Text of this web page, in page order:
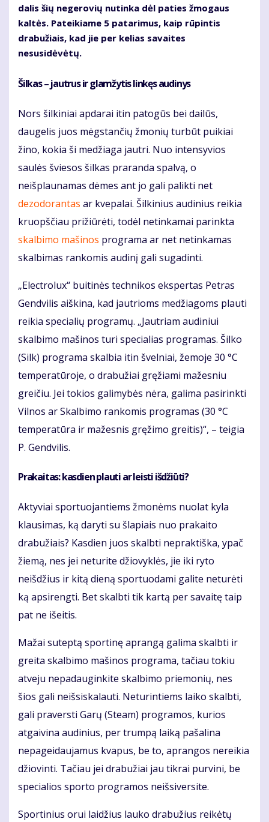
dalis šių negerovių nutinka dėl paties žmogaus
kaltės. Pateikiame 5 patarimus, kaip rūpintis
drabužiais, kad jie per kelias savaites
nesusidėvėtų.
Šilkas – jautrus ir glamžytis linkęs audinys
Nors šilkiniai apdarai itin patogūs bei dailūs,
daugelis juos mėgstančių žmonių turbūt puikiai
žino, kokia ši medžiaga jautri. Nuo intensyvios
saulės šviesos šilkas praranda spalvą, o
neišplaunamas dėmes ant jo gali palikti net
dezodorantas ar kvepalai. Šilkinius audinius reikia
kruopščiau prižiūrėti, todėl netinkamai parinkta
skalbimo mašinos programa ar net netinkamas
skalbimas rankomis audinį gali sugadinti.
„Electrolux“ buitinės technikos ekspertas Petras
Gendvilis aiškina, kad jautrioms medžiagoms plauti
reikia specialių programų. „Jautriam audiniui
skalbimo mašinos turi specialias programas. Šilko
(Silk) programa skalbia itin švelniai, žemoje 30 °C
temperatūroje, o drabužiai gręžiami mažesniu
greičiu. Jei tokios galimybės nėra, galima pasirinkti
Vilnos ar Skalbimo rankomis programas (30 °C
temperatūra ir mažesnis gręžimo greitis)“, – teigia
P. Gendvilis.
Prakaitas: kasdien plauti ar leisti išdžiūti?
Aktyviai sportuojantiems žmonėms nuolat kyla
klausimas, ką daryti su šlapiais nuo prakaito
drabužiais? Kasdien juos skalbti nepraktiška, ypač
žiemą, nes jei neturite džiovyklės, jie iki ryto
neišdžius ir kitą dieną sportuodami galite neturėti
ką apsirengti. Bet skalbti tik kartą per savaitę taip
pat ne išeitis.
Mažai suteptą sportinę aprangą galima skalbti ir
greita skalbimo mašinos programa, tačiau tokiu
atveju nepadauginkite skalbimo priemonių, nes
šios gali neišsiskalauti. Neturintiems laiko skalbti,
gali praversti Garų (Steam) programos, kurios
atgaivina audinius, per trumpą laiką pašalina
nepageidaujamus kvapus, be to, aprangos nereikia
džiovinti. Tačiau jei drabužiai jau tikrai purvini, be
specialios sporto programos neišsiversite.
Sportinius orui laidžius lauko drabužius reikėtų